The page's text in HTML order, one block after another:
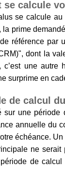
se calcule
se calcule
la prime
référence par
dont la
, c’est une autre
surprime en
de calcul
sur une
annuelle du
échéance.
ne
de